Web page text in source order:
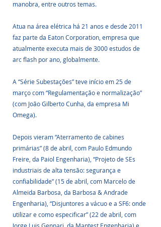
manobra, entre outros temas.
Atua na área elétrica há 21 anos e desde 2011
faz parte da Eaton Corporation, empresa que
atualmente executa mais de 3000 estudos de
arc flash por ano, globalmente.
A “Série Subestações” teve início em 25 de
março com “Regulamentação e normalização”
(com João Gilberto Cunha, da empresa Mi
Omega).
Depois vieram “Aterramento de cabines
primárias” (8 de abril, com Paulo Edmundo
Freire, da Paiol Engenharia), “Projeto de SEs
industriais de alta tensão: segurança e
confiabilidade” (15 de abril, com Marcelo de
Almeida Barbosa, da Barbosa & Andrade
Engenharia), “Disjuntores a vácuo e a SF6: onde
utilizar e como especificar” (22 de abril, com